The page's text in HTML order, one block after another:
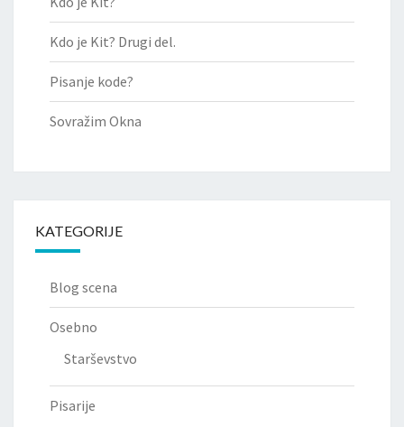
Kdo je Kit? Drugi del.
Pisanje kode?
Sovražim Okna
KATEGORIJE
Blog scena
Osebno
Starševstvo
Pisarije